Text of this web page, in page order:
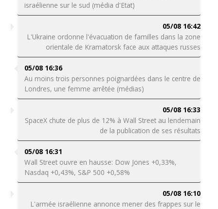
israélienne sur le sud (média d'Etat)
05/08 16:42
L'Ukraine ordonne l'évacuation de familles dans la zone
orientale de Kramatorsk face aux attaques russes
05/08 16:36
Au moins trois personnes poignardées dans le centre de
Londres, une femme arrêtée (médias)
05/08 16:33
SpaceX chute de plus de 12% à Wall Street au lendemain
de la publication de ses résultats
05/08 16:31
Wall Street ouvre en hausse: Dow Jones +0,33%,
Nasdaq +0,43%, S&P 500 +0,58%
05/08 16:10
L'armée israélienne annonce mener des frappes sur le